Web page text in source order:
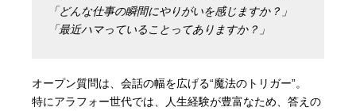
「どんな仕事の瞬間にやりがいを感じますか？」
「最近ハマっていることってありますか？」
オープン質問は、会話の幅を広げる“魔法のトリガー”。
特にアラフォー世代では、人生経験が豊富なため、答えの